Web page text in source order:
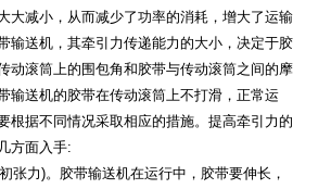
大减小，从而减少了功率的消耗，增大了运输
输送机，其牵引力传递能力的大小，决定于胶
动滚筒上的围包角和胶带与传动滚筒之间的摩
输送机的胶带在传动滚筒上不打滑，正常运
根据不同情况采取相应的措施。提高牵引力的
方面入手:
张力)。胶带输送机在运行中，胶带要伸长，